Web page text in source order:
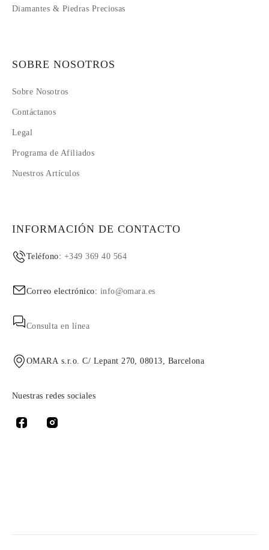
Diamantes & Piedras Preciosas
SOBRE NOSOTROS
Sobre Nosotros
Contáctanos
Legal
Programa de Afiliados
Nuestros Artículos
INFORMACIÓN DE CONTACTO
Teléfono: +349 369 40 564
Correo electrónico: info@omara.es
Consulta en línea
OMARA s.r.o. C/ Lepant 270, 08013, Barcelona
Nuestras redes sociales